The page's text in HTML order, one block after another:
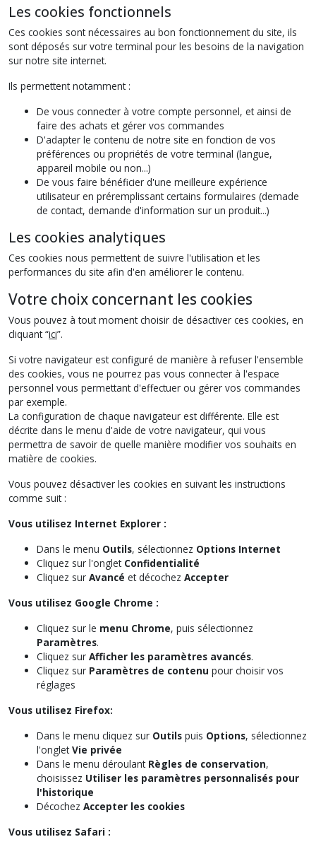
Les cookies fonctionnels
Ces cookies sont nécessaires au bon fonctionnement du site, ils
sont déposés sur votre terminal pour les besoins de la navigation
sur notre site internet.
Ils permettent notamment :
De vous connecter à votre compte personnel, et ainsi de
faire des achats et gérer vos commandes
D'adapter le contenu de notre site en fonction de vos
préférences ou propriétés de votre terminal (langue,
appareil mobile ou non...)
De vous faire bénéficier d'une meilleure expérience
utilisateur en préremplissant certains formulaires (demade
de contact, demande d'information sur un produit...)
Les cookies analytiques
Ces cookies nous permettent de suivre l'utilisation et les
performances du site afin d'en améliorer le contenu.
Votre choix concernant les cookies
Vous pouvez à tout moment choisir de désactiver ces cookies, en
cliquant “ici”.
Si votre navigateur est configuré de manière à refuser l'ensemble
des cookies, vous ne pourrez pas vous connecter à l'espace
personnel vous permettant d'effectuer ou gérer vos commandes
par exemple.
La configuration de chaque navigateur est différente. Elle est
décrite dans le menu d'aide de votre navigateur, qui vous
permettra de savoir de quelle manière modifier vos souhaits en
matière de cookies.
Vous pouvez désactiver les cookies en suivant les instructions
comme suit :
Vous utilisez Internet Explorer :
Dans le menu Outils, sélectionnez Options Internet
Cliquez sur l'onglet Confidentialité
Cliquez sur Avancé et décochez Accepter
Vous utilisez Google Chrome :
Cliquez sur le menu Chrome, puis sélectionnez
Paramètres.
Cliquez sur Afficher les paramètres avancés.
Cliquez sur Paramètres de contenu pour choisir vos
réglages
Vous utilisez Firefox:
Dans le menu cliquez sur Outils puis Options, sélectionnez
l'ongletVie privée
Dans le menu déroulant Règles de conservation,
choisissez Utiliser les paramètres personnalisés pour
l'historique
Décochez Accepter les cookies
Vous utilisez Safari :